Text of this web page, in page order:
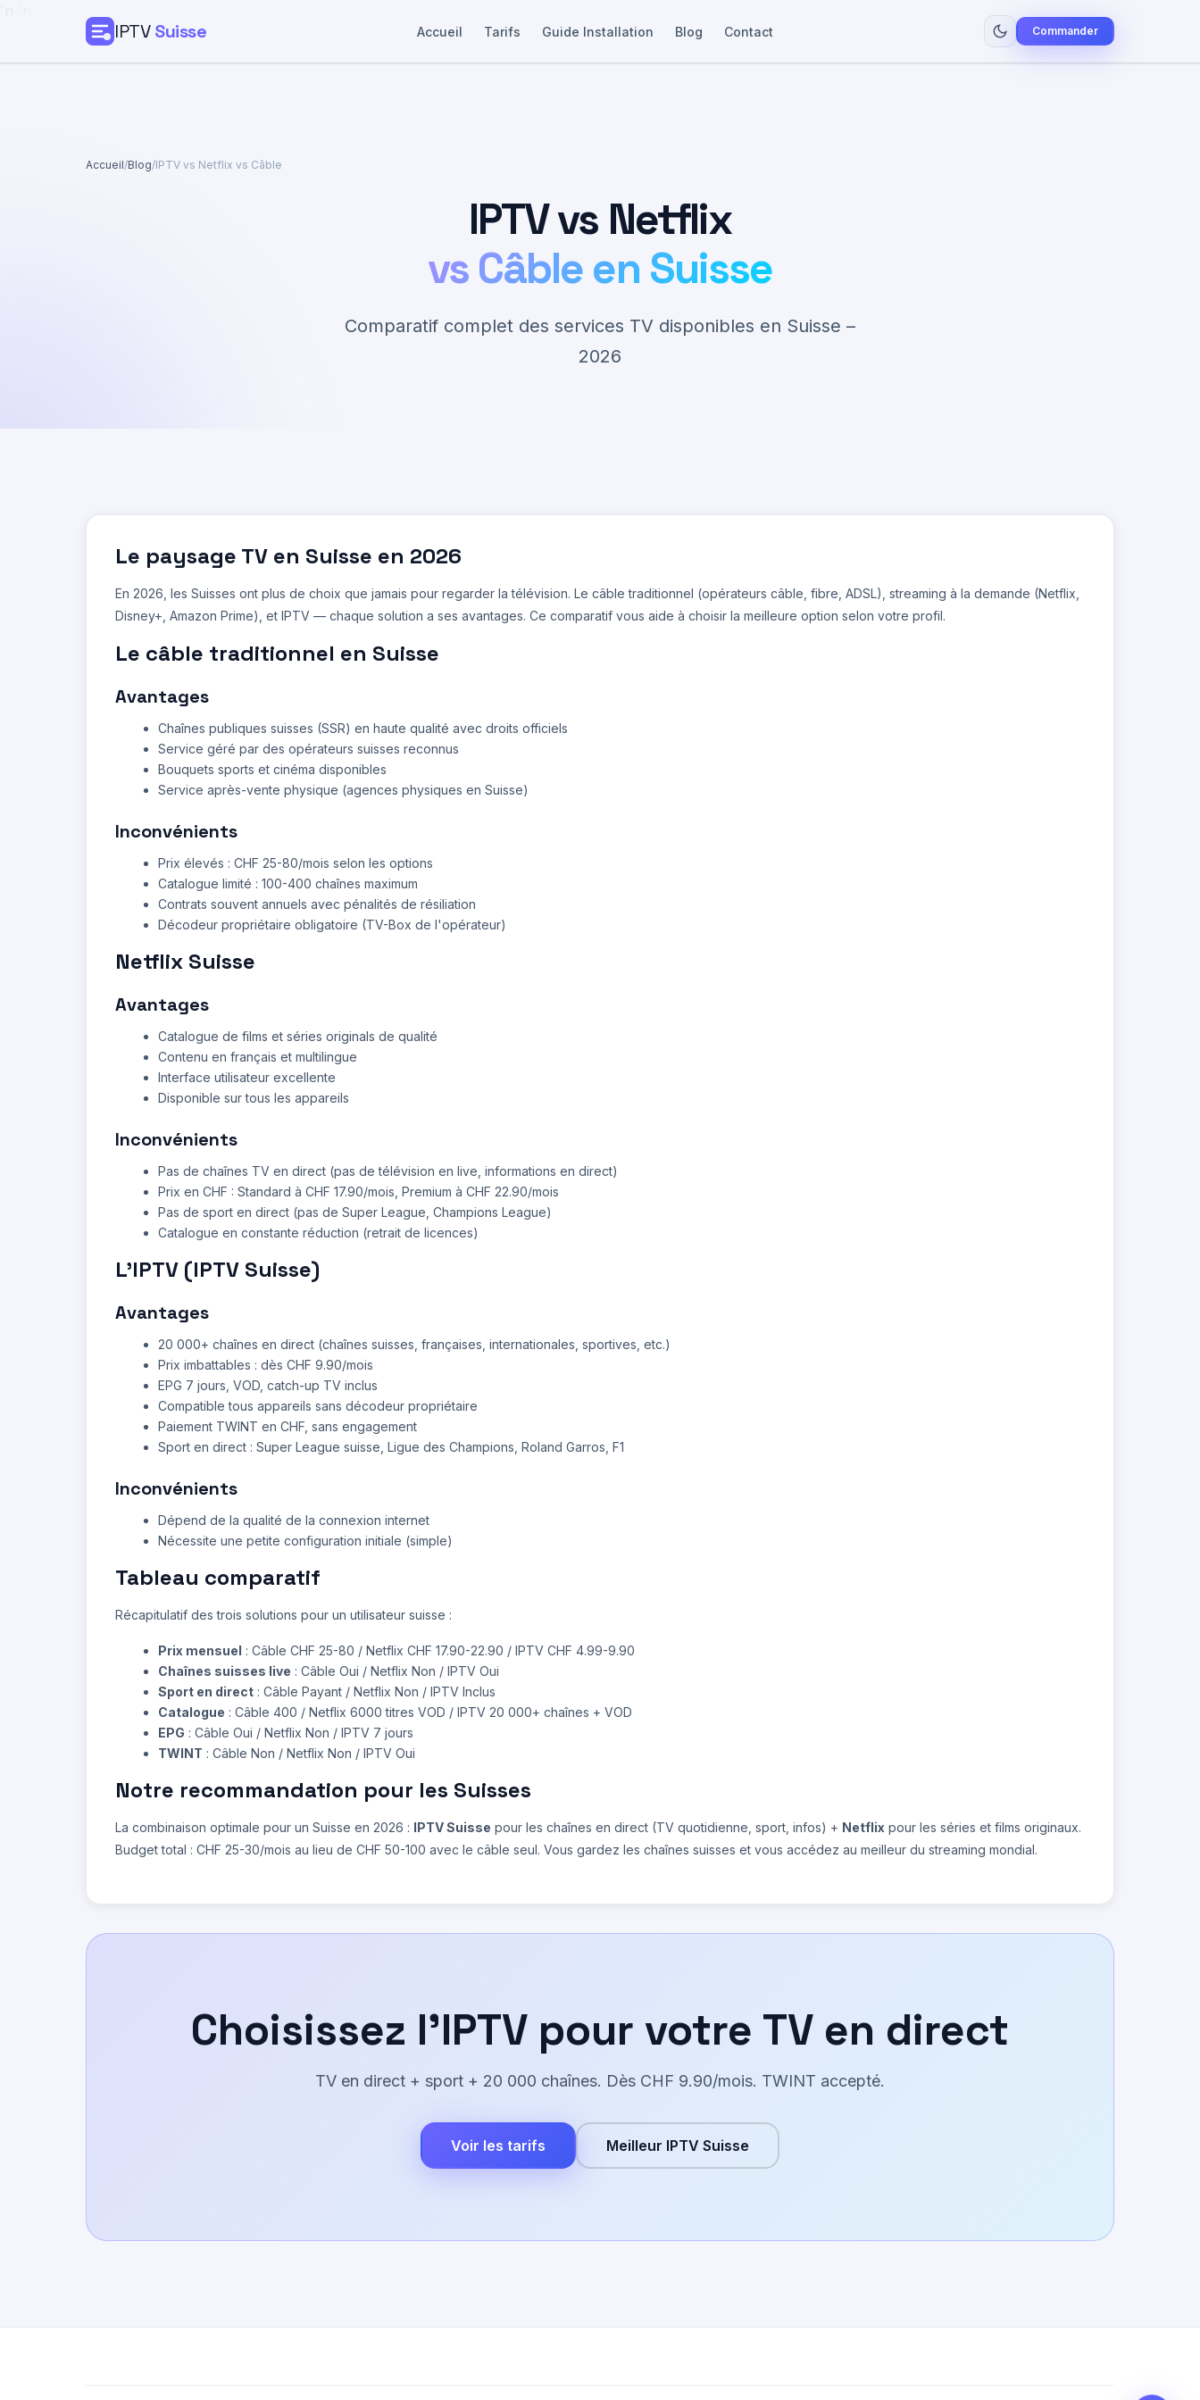
IPTVSuisse Accueil Tarifs Guide Installation Blog Contact Commander
Guide Installation
Accueil/Blog/IPTV vs Netflix vs Câble
IPTV vs Netflix
vs Câble en Suisse
Comparatif complet des services TV disponibles en Suisse –
2026
Le paysage TV en Suisse en 2026
En 2026, les Suisses ont plus de choix que jamais pour regarder la télévision. Le câble traditionnel (opérateurs câble, fibre, ADSL), streaming à la demande (Netflix,
Disney+, Amazon Prime), et IPTV — chaque solution a ses avantages. Ce comparatif vous aide à choisir la meilleure option selon votre profil.
Le câble traditionnel en Suisse
Avantages
Chaînes publiques suisses (SSR) en haute qualité avec droits officiels
Service géré par des opérateurs suisses reconnus
Bouquets sports et cinéma disponibles
Service après-vente physique (agences physiques en Suisse)
Inconvénients
Prix élevés : CHF 25-80/mois selon les options
Catalogue limité : 100-400 chaînes maximum
Contrats souvent annuels avec pénalités de résiliation
Décodeur propriétaire obligatoire (TV-Box de l'opérateur)
Netflix Suisse
Avantages
Catalogue de films et séries originals de qualité
Contenu en français et multilingue
Interface utilisateur excellente
Disponible sur tous les appareils
Inconvénients
Pas de chaînes TV en direct (pas de télévision en live, informations en direct)
Prix en CHF : Standard à CHF 17.90/mois, Premium à CHF 22.90/mois
Pas de sport en direct (pas de Super League, Champions League)
Catalogue en constante réduction (retrait de licences)
L'IPTV (IPTV Suisse)
Avantages
20 000+ chaînes en direct (chaînes suisses, françaises, internationales, sportives, etc.)
Prix imbattables : dès CHF 9.90/mois
EPG 7 jours, VOD, catch-up TV inclus
Compatible tous appareils sans décodeur propriétaire
Paiement TWINT en CHF, sans engagement
Sport en direct : Super League suisse, Ligue des Champions, Roland Garros, F1
Inconvénients
Dépend de la qualité de la connexion internet
Nécessite une petite configuration initiale (simple)
Tableau comparatif
Récapitulatif des trois solutions pour un utilisateur suisse :
Prix mensuel : Câble CHF 25-80 / Netflix CHF 17.90-22.90 / IPTV CHF 4.99-9.90
Chaînes suisses live : Câble Oui / Netflix Non / IPTV Oui
Sport en direct : Câble Payant / Netflix Non / IPTV Inclus
Catalogue : Câble 400 / Netflix 6000 titres VOD / IPTV 20 000+ chaînes + VOD
EPG : Câble Oui / Netflix Non / IPTV 7 jours
TWINT : Câble Non / Netflix Non / IPTV Oui
Notre recommandation pour les Suisses
La combinaison optimale pour un Suisse en 2026 : IPTV Suisse pour les chaînes en direct (TV quotidienne, sport, infos) + Netflix pour les séries et films originaux.
Budget total : CHF 25-30/mois au lieu de CHF 50-100 avec le câble seul. Vous gardez les chaînes suisses et vous accédez au meilleur du streaming mondial.
Choisissez l'IPTV pour votre TV en direct
TV en direct + sport + 20 000 chaînes. Dès CHF 9.90/mois. TWINT accepté.
Voir les tarifs Meilleur IPTV Suisse